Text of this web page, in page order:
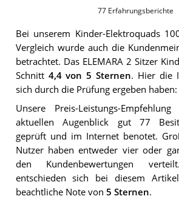
77 Erfahrungsberichte
Bei unserem Kinder-Elektroquads
Vergleich wurde auch die
betrachtet. Das ELEMARA 2 Sitzer
Schnitt 4,4von 5 Sternen. Hier die
sich durch die Prüfung ergeben haben:
Unsere Preis-Leistungs-
aktuellen Augenblick gut 77
geprüft und im Internet benotet.
Nutzer haben entweder vier oder
den Kundenbewertungen
entschieden sich bei diesem
beachtliche Note von 5 Sternen.